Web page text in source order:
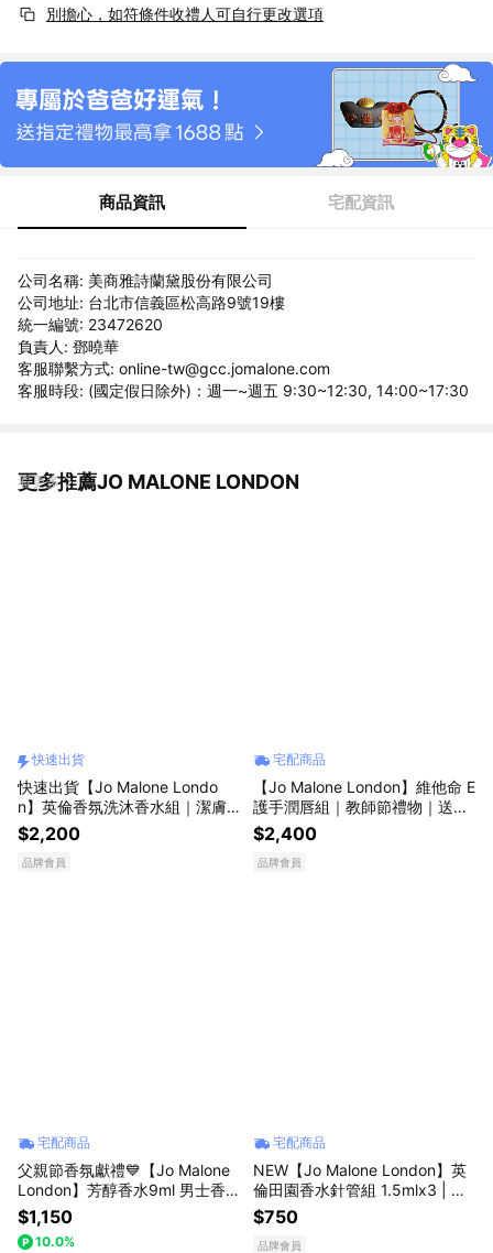
別擔心，如符條件收禮人可自行更改選項
商品資訊 宅配資訊
公司名稱: 美商雅詩蘭黛股份有限公司
公司地址: 台北市信義區松高路9號19樓
統一編號: 23472620
負責人: 鄧曉華
客服聯繫方式: online-tw@gcc.jomalone.com
客服時段: (國定假日除外)：週一~週五 9:30~12:30, 14:00~17:30
更多推薦JO MALONE LONDON
看更多
快速出貨
快速出貨【Jo Malone Londo
n】英倫香氛洗沐香水組｜潔膚
露100ml+香水9ml｜ 生日禮物
情人節禮物｜自選香調｜送男生
｜送女生
$2,200
品牌會員
宅配商品
【Jo Malone London】維他命 E
護手潤唇組｜教師節禮物｜送給
女生
$2,400
品牌會員
宅配商品
父親節香氛獻禮💙【Jo Malone
London】芳醇香水9ml 男士香
水禮物 推薦 | LINE禮物獨家 | 收
禮者自選香調
$1,150
10.0%
宅配商品
NEW【Jo Malone London】英
倫田園香水針管組 1.5mlx3 | 香
水禮物 | 生日禮物 | 送女生 | 送
男生
$750
品牌會員